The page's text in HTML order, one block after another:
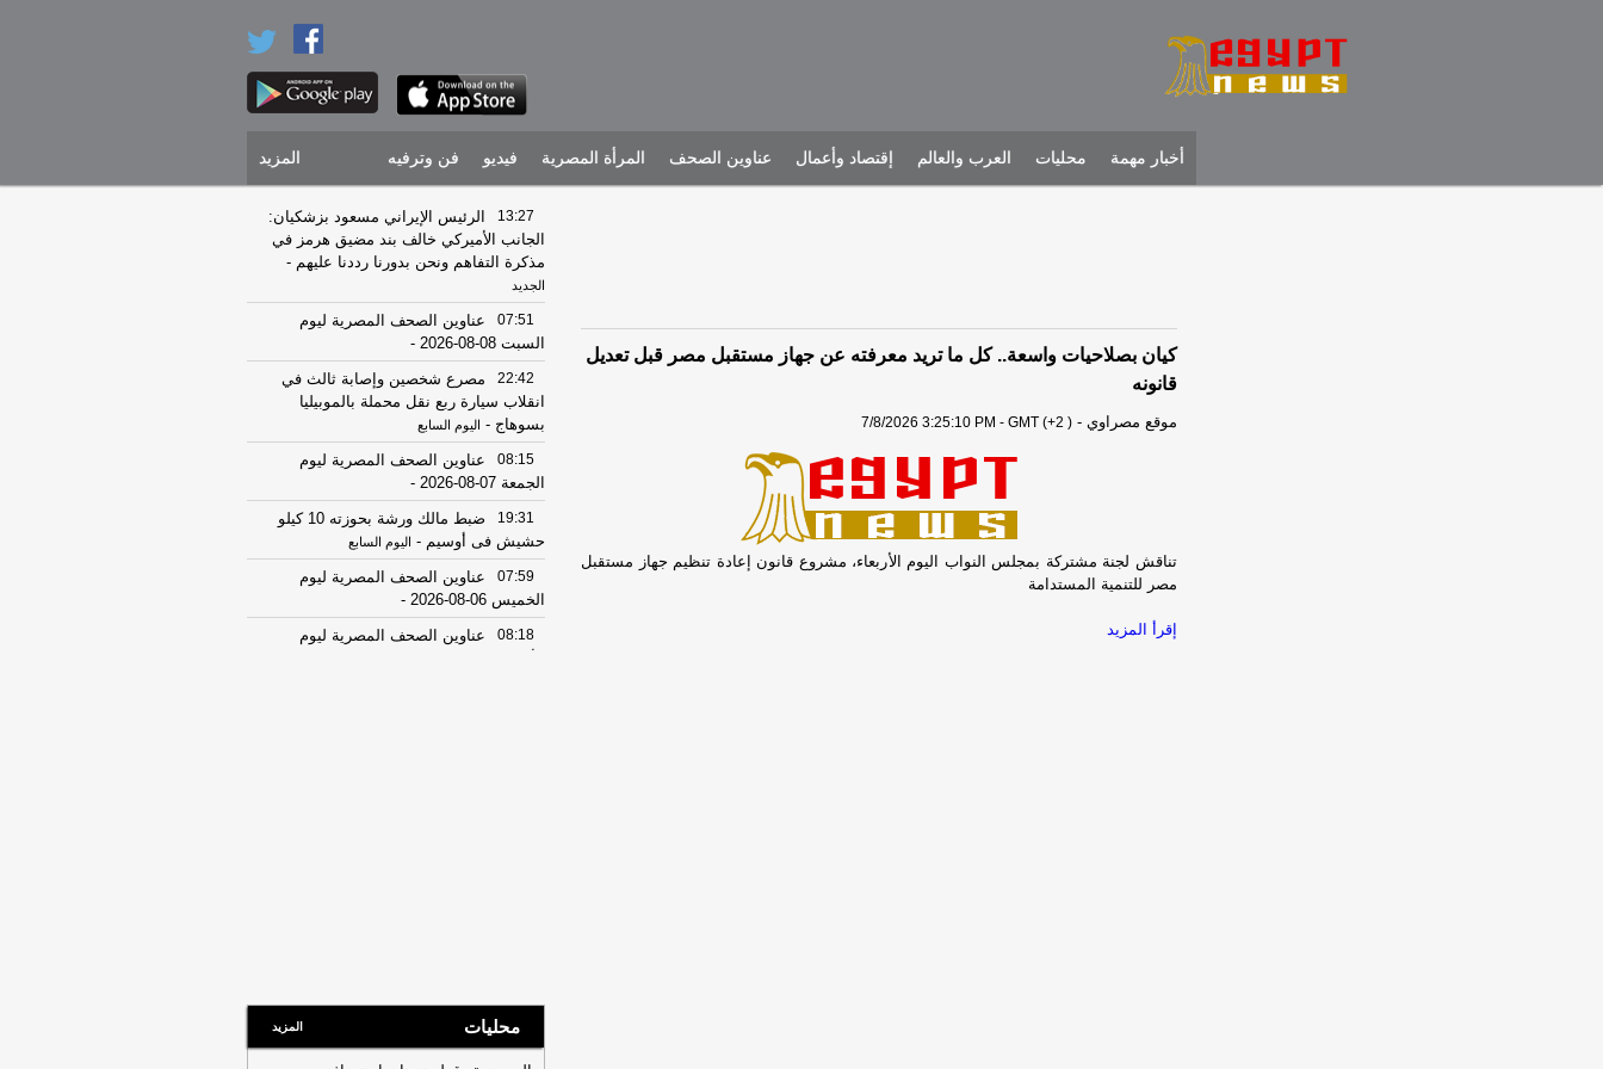
أخبار مهمة محليات العرب والعالم إقتصاد وأعمال عناوين الصحف المرأة المصرية فيديو فن وترفيه المزيد
كيان بصلاحيات واسعة.. كل ما تريد معرفته عن جهاز مستقبل مصر قبل تعديل
قانونه
موقع مصراوي -
7/8/2026 3:25:10 PM - GMT (+2 )
تناقش لجنة مشتركة بمجلس النواب اليوم الأربعاء، مشروع قانون إعادة تنظيم جهاز مستقبل
مصر للتنمية المستدامة
إقرأ المزيد
13:27
الرئيس الإيراني مسعود بزشكيان:
الجانب الأميركي خالف بند مضيق هرمز في
مذكرة التفاهم ونحن بدورنا رددنا عليهم -
الجديد
07:51
عناوين الصحف المصرية ليوم
السبت 08-08-2026
-
22:42
مصرع شخصين وإصابة ثالث في
انقلاب سيارة ربع نقل محملة بالموبيليا
بسوهاج - اليوم السابع
08:15
عناوين الصحف المصرية ليوم
الجمعة 07-08-2026
-
19:31
ضبط مالك ورشة بحوزته 10 كيلو
حشيش فى أوسيم - اليوم السابع
07:59
عناوين الصحف المصرية ليوم
الخميس 06-08-2026
-
08:18
عناوين الصحف المصرية ليوم
22:27
الحرس الثوري الإيراني يرفض نزع
محليات المزيد